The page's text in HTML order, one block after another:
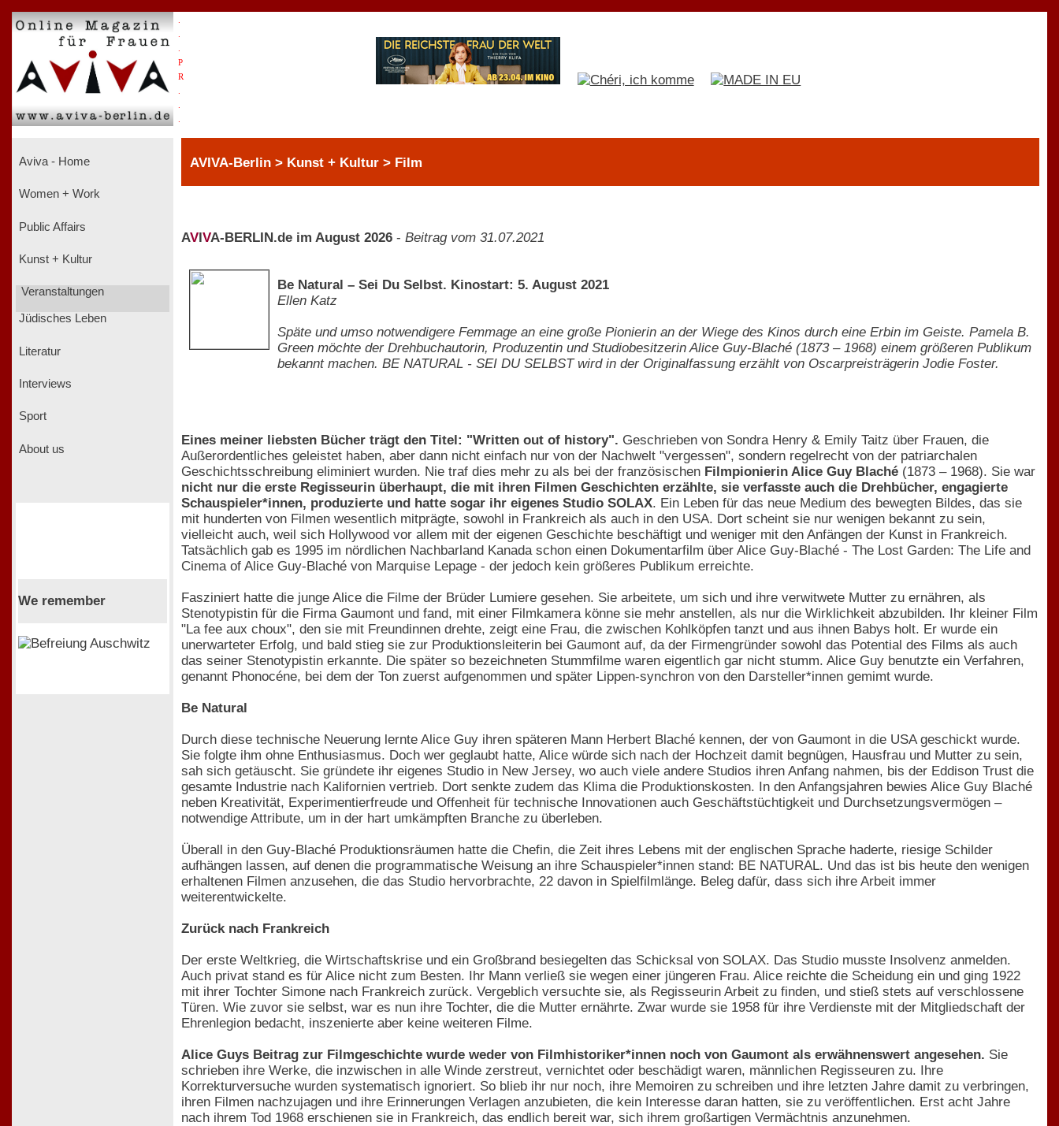
P
R
Aviva - Home
Women + Work
Public Affairs
Kunst + Kultur
Veranstaltungen
Jüdisches Leben
Literatur
Interviews
Sport
About us
We remember
AVIVA-Berlin > Kunst + Kultur > Film
AV VA-BERLIN.de im August 2026 - Beitrag vom 31.07.2021
Be Natural – Sei Du Selbst. Kinostart: 5. August 2021
Ellen Katz
Späte und umso notwendigere Femmage an eine große Pionierin an der Wiege des Kinos durch eine Erbin im Geiste. Pamela B.
Green möchte der Drehbuchautorin, Produzentin und Studiobesitzerin Alice Guy-Blaché (1873 – 1968) einem größeren Publikum
bekannt machen. BE NATURAL - SEI DU SELBST wird in der Originalfassung erzählt von Oscarpreisträgerin Jodie Foster.
Eines meiner liebsten Bücher trägt den Titel: "Written out of history". Geschrieben von Sondra Henry & Emily Taitz über Frauen, die
Außerordentliches geleistet haben, aber dann nicht einfach nur von der Nachwelt "vergessen", sondern regelrecht von der patriarchalen
Geschichtsschreibung eliminiert wurden. Nie traf dies mehr zu als bei der französischen Filmpionierin Alice Guy Blaché (1873 – 1968). Sie war
nicht nur die erste Regisseurin überhaupt, die mit ihren Filmen Geschichten erzählte, sie verfasste auch die Drehbücher, engagierte
Schauspieler*innen, produzierte und hatte sogar ihr eigenes Studio SOLAX. Ein Leben für das neue Medium des bewegten Bildes, das sie
mit hunderten von Filmen wesentlich mitprägte, sowohl in Frankreich als auch in den USA. Dort scheint sie nur wenigen bekannt zu sein,
vielleicht auch, weil sich Hollywood vor allem mit der eigenen Geschichte beschäftigt und weniger mit den Anfängen der Kunst in Frankreich.
Tatsächlich gab es 1995 im nördlichen Nachbarland Kanada schon einen Dokumentarfilm über Alice Guy-Blaché - The Lost Garden: The Life and
Cinema of Alice Guy-Blaché von Marquise Lepage - der jedoch kein größeres Publikum erreichte.
Fasziniert hatte die junge Alice die Filme der Brüder Lumiere gesehen. Sie arbeitete, um sich und ihre verwitwete Mutter zu ernähren, als
Stenotypistin für die Firma Gaumont und fand, mit einer Filmkamera könne sie mehr anstellen, als nur die Wirklichkeit abzubilden. Ihr kleiner Film
"La fee aux choux", den sie mit Freundinnen drehte, zeigt eine Frau, die zwischen Kohlköpfen tanzt und aus ihnen Babys holt. Er wurde ein
unerwarteter Erfolg, und bald stieg sie zur Produktionsleiterin bei Gaumont auf, da der Firmengründer sowohl das Potential des Films als auch
das seiner Stenotypistin erkannte. Die später so bezeichneten Stummfilme waren eigentlich gar nicht stumm. Alice Guy benutzte ein Verfahren,
genannt Phonocéne, bei dem der Ton zuerst aufgenommen und später Lippen-synchron von den Darsteller*innen gemimt wurde.
Be Natural
Durch diese technische Neuerung lernte Alice Guy ihren späteren Mann Herbert Blaché kennen, der von Gaumont in die USA geschickt wurde.
Sie folgte ihm ohne Enthusiasmus. Doch wer geglaubt hatte, Alice würde sich nach der Hochzeit damit begnügen, Hausfrau und Mutter zu sein,
sah sich getäuscht. Sie gründete ihr eigenes Studio in New Jersey, wo auch viele andere Studios ihren Anfang nahmen, bis der Eddison Trust die
gesamte Industrie nach Kalifornien vertrieb. Dort senkte zudem das Klima die Produktionskosten. In den Anfangsjahren bewies Alice Guy Blaché
neben Kreativität, Experimentierfreude und Offenheit für technische Innovationen auch Geschäftstüchtigkeit und Durchsetzungsvermögen –
notwendige Attribute, um in der hart umkämpften Branche zu überleben.
Überall in den Guy-Blaché Produktionsräumen hatte die Chefin, die Zeit ihres Lebens mit der englischen Sprache haderte, riesige Schilder
aufhängen lassen, auf denen die programmatische Weisung an ihre Schauspieler*innen stand: BE NATURAL. Und das ist bis heute den wenigen
erhaltenen Filmen anzusehen, die das Studio hervorbrachte, 22 davon in Spielfilmlänge. Beleg dafür, dass sich ihre Arbeit immer
weiterentwickelte.
Zurück nach Frankreich
Der erste Weltkrieg, die Wirtschaftskrise und ein Großbrand besiegelten das Schicksal von SOLAX. Das Studio musste Insolvenz anmelden.
Auch privat stand es für Alice nicht zum Besten. Ihr Mann verließ sie wegen einer jüngeren Frau. Alice reichte die Scheidung ein und ging 1922
mit ihrer Tochter Simone nach Frankreich zurück. Vergeblich versuchte sie, als Regisseurin Arbeit zu finden, und stieß stets auf verschlossene
Türen. Wie zuvor sie selbst, war es nun ihre Tochter, die die Mutter ernährte. Zwar wurde sie 1958 für ihre Verdienste mit der Mitgliedschaft der
Ehrenlegion bedacht, inszenierte aber keine weiteren Filme.
Alice Guys Beitrag zur Filmgeschichte wurde weder von Filmhistoriker*innen noch von Gaumont als erwähnenswert angesehen. Sie
schrieben ihre Werke, die inzwischen in alle Winde zerstreut, vernichtet oder beschädigt waren, männlichen Regisseuren zu. Ihre
Korrekturversuche wurden systematisch ignoriert. So blieb ihr nur noch, ihre Memoiren zu schreiben und ihre letzten Jahre damit zu verbringen,
ihren Filmen nachzujagen und ihre Erinnerungen Verlagen anzubieten, die kein Interesse daran hatten, sie zu veröffentlichen. Erst acht Jahre
nach ihrem Tod 1968 erschienen sie in Frankreich, das endlich bereit war, sich ihrem großartigen Vermächtnis anzunehmen.